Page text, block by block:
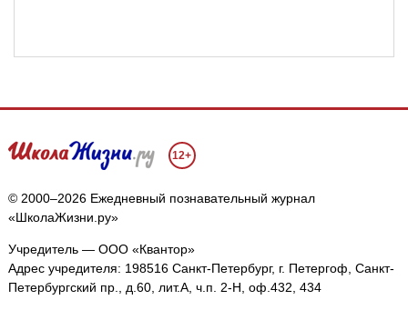
12+
© 2000–2026 Ежедневный познавательный журнал
«ШколаЖизни.ру»
Учредитель — ООО «Квантор»
Адрес учредителя: 198516 Санкт-Петербург, г. Петергоф, Санкт-
Петербургский пр., д.60, лит.А, ч.п. 2-Н, оф.432, 434